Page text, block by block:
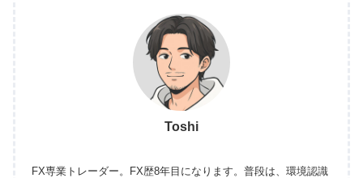
Toshi
FX専業トレーダー。FX歴8年目になります。普段は、環境認識